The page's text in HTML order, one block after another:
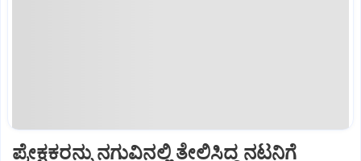
ಪ್ರೇಕ್ಷಕರನ್ನು ನಗುವಿನಲ್ಲಿ ತೇಲಿಸಿದ್ದ ನಟನಿಗೆ